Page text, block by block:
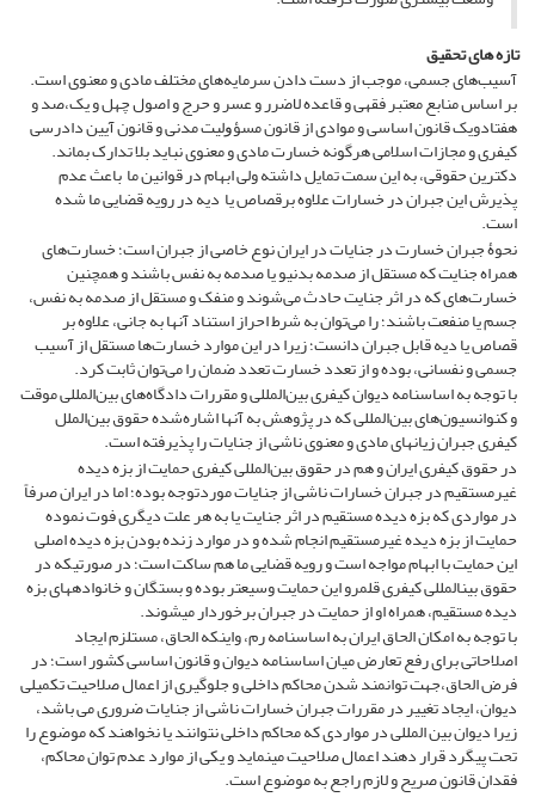
تازه های تحقیق
آسیب‌های جسمی، موجب از دست دادن سرمایه‌های مختلف مادی و معنوی است.
بر اساس منابع معتبر فقهی و قاعده لاضرر و عسر و حرج و اصول چهل و یک،‌صد و
هفتادویک قانون اساسی و موادی از قانون ﻣﺴﺆﻭلیت مدنی و قانون آیین دادرسی
کیفری و مجازات اسلامی هرگونه خسارت مادی و معنوی نباید بلا تدارک بماند.
دکترین حقوقی، به این سمت تمایل داشته ولی ابهام در قوانین ما باعث عدم
پذیرش این جبران در خسارات علاوه برقصاص یا دیه در رویه قضایی ما شده
است.
نحوۀ جبران خسارت در جنایات در ایران نوع خاصی از جبران است؛ خسارت‌های
همراه جنایت که مستقل از صدمه بدنیو یا صدمه به نفس باشند و همچنین
خسارت‌های که در اثر جنایت حادث می‌شوند و منفک و مستقل از صدمه به نفس،
جسم یا منفعت باشند؛ را می‌توان به ‌شرط احراز استناد آنها به جانی، علاوه بر
قصاص یا دیه قابل جبران دانست؛ زیرا در این موارد خسارت‌ها مستقل از آسیب
جسمی و نفسانی، بوده و از تعدد خسارت تعدد ضمان را می‌توان ثابت کرد.
با توجه به اساسنامه دیوان کیفری بین‌المللی و مقررات دادگاه‌های بین‌المللی موقت
و کنوانسیون‌های بین‌المللی که در پژوهش به آنها اشاره‌شده حقوق بین‌الملل
کیفری جبران زیانهای مادی و معنوی ناشی از جنایات را پذیرفته است.
در حقوق کیفری ایران و هم در حقوق بین‌المللی کیفری حمایت از بزه دیده
غیرمستقیم در جبران خسارات ناشی از جنایات موردتوجه بوده؛ اما در ایران صرفاً
در مواردی که بزه دیده مستقیم در اثر جنایت یا به هر علت دیگری فوت نموده
حمایت از بزه دیده غیرمستقیم انجام شده و در موارد زنده بودن بزه دیده اصلی
این حمایت با ابهام مواجه است و رویه قضایی ما هم ساکت است؛ در صورتیکه در
حقوق بین­المللی کیفری قلمرو این حمایت وسیعتر بوده و بستگان و خانواده­های بزه
دیده مستقیم، همراه او از حمایت در جبران برخوردار می­شوند.
با توجه به امکان الحاق ایران به اساسنامه رم، واینکه الحاق، مستلزم ایجاد
اصلاحاتی برای رفع تعارض میان اساسنامه دیوان و قانون اساسی کشور است؛ در
فرض الحاق،جهت توانمند شدن محاکم داخلی و جلوگیری از اعمال صلاحیت تکمیلی
دیوان، ایجاد تغییر در مقررات جبران خسارات ناشی از جنایات ضروری می باشد،
زیرا دیوان بین المللی در مواردی که محاکم داخلی نتوانند یا نخواهند که موضوع را
تحت پیگرد قرار دهند اعمال صلاحیت می­نماید و یکی از موارد عدم توان محاکم،
فقدان قانون صریح و لازم راجع به موضوع است.